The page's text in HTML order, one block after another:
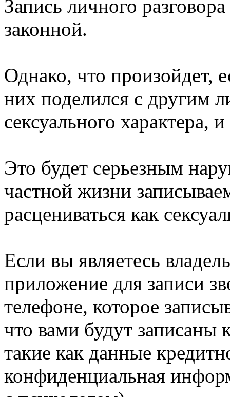
Запись личного
законной.
Однако, что произойдет,
них поделился с другим
сексуального характера,
Это будет серьезным
частной жизни
расцениваться как
Если вы являетесь
приложение для записи
телефоне, которое
что вами будут
такие как данные
конфиденциальная